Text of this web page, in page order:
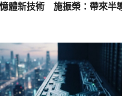
憶體新技術 施振榮：帶來半